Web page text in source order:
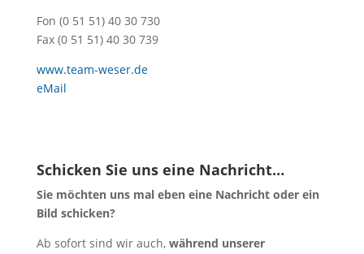
Fon (0 51 51) 40 30 730
Fax (0 51 51) 40 30 739
www.team-weser.de
eMail
Schicken Sie uns eine Nachricht…
Sie möchten uns mal eben eine Nachricht oder ein
Bild schicken?
Ab sofort sind wir auch, während unserer